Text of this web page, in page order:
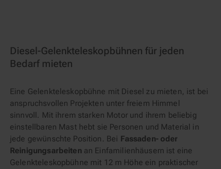
Diesel-Gelenkteleskopbühnen für jeden
Bedarf mieten
Eine Gelenkteleskopbühne mit Diesel zu mieten, ist bei
anspruchsvollen Projekten unter freiem Himmel
sinnvoll. Mit ihrem starken Motor und ihrem beliebig
einstellbaren Mast hebt sie Personen und Material in
jede gewünschte Position. Bei Fassaden- oder
Reinigungsarbeiten an Einfamilienhäusern ist eine
Gelenkteleskopbühne mit 12 m Höhe ein praktischer